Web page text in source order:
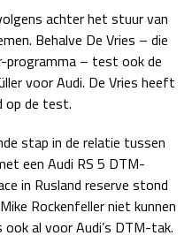
za 05:00 - 06:00
zo 05:00 - 07:00
27 - 29 nov
04 - 06 dec
achter het stuur van
Behalve De Vries – die
-programma – test ook de
voor Audi. De Vries heeft
op de test.
stap in de relatie tussen
een Audi RS 5 DTM-
in Rusland reserve stond
Rockenfeller niet kunnen
al voor Audi’s DTM-tak.